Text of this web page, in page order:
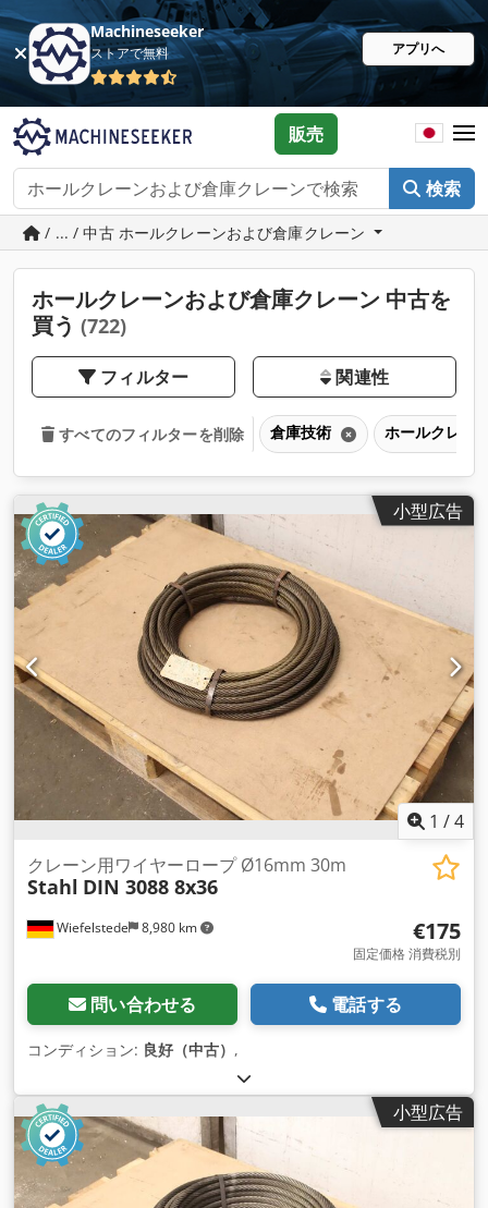
Machineseeker
ストアで無料 アプリへ
検索
販売
/ ... / 中古 ホールクレーンおよび倉庫クレーン
ホールクレーンおよび倉庫クレーン 中古を
買う (722)
フィルター 関連性
すべてのフィルターを削除 倉庫技術 ホールクレー
小型広告
1 /4
Wiefelstede 8,980 km
クレーン用ワイヤーロープ Ø16mm 30m
Stahl DIN 3088 8x36
€175
固定価格 消費税別
問い合わせる 電話する
コンディション: 良好（中古） ,
小型広告